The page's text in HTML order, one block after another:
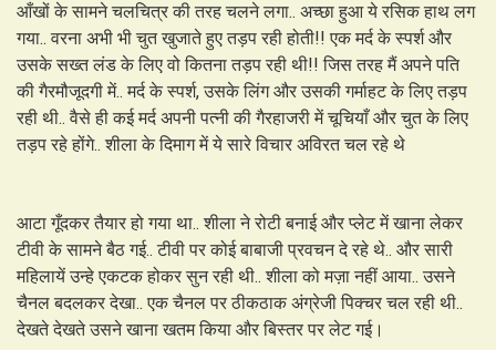
आँखों के सामने चलचित्र की तरह चलने लगा.. अच्छा हुआ ये रसिक हाथ लग
गया.. वरना अभी भी चुत खुजाते हुए तड़प रही होती!! एक मर्द के स्पर्श और
उसके सख्त लंड के लिए वो कितना तड़प रही थी!! जिस तरह मैं अपने पति
की गैरमौजूदगी में.. मर्द के स्पर्श, उसके लिंग और उसकी गर्माहट के लिए तड़प
रही थी.. वैसे ही कई मर्द अपनी पत्नी की गैरहाजरी में चूचियाँ और चुत के लिए
तड़प रहे होंगे.. शीला के दिमाग में ये सारे विचार अविरत चल रहे थे
आटा गूँदकर तैयार हो गया था.. शीला ने रोटी बनाई और प्लेट में खाना लेकर
टीवी के सामने बैठ गई.. टीवी पर कोई बाबाजी प्रवचन दे रहे थे.. और सारी
महिलायें उन्हे एकटक होकर सुन रही थी.. शीला को मज़ा नहीं आया.. उसने
चैनल बदलकर देखा.. एक चैनल पर ठीकठाक अंग्रेजी पिक्चर चल रही थी..
देखते देखते उसने खाना खतम किया और बिस्तर पर लेट गई।